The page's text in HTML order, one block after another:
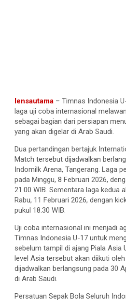
lensautama – Timnas Indonesia
laga uji coba internasional
sebagai bagian dari persiapan
yang akan digelar di Arab Saudi.
Dua pertandingan bertajuk
Match tersebut dijadwalkan
Indomilk Arena, Tangerang. Laga
pada Minggu, 8 Februari 2026,
21.00 WIB. Sementara laga kedua
Rabu, 11 Februari 2026, dengan
pukul 18.30 WIB.
Uji coba internasional ini menjadi
Timnas Indonesia U-17 untuk
sebelum tampil di ajang Piala Asia
level Asia tersebut akan diikuti
dijadwalkan berlangsung pada 30
di Arab Saudi.
Persatuan Sepak Bola Seluruh